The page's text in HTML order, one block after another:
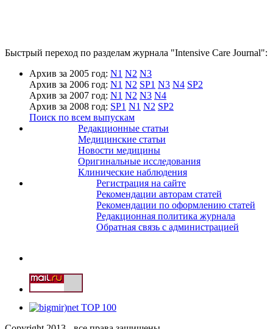
Быстрый переход по разделам журнала "Intensive Care Journal":
Архив за 2005 год: N1 N2 N3
Архив за 2006 год: N1 N2 SP1 N3 N4 SP2
Архив за 2007 год: N1 N2 N3 N4
Архив за 2008 год: SP1 N1 N2 SP2
Поиск по всем выпускам
Редакционные статьи
Медицинские статьи
Новости медицины
Оригинальные исследования
Клинические наблюдения
Регистрация на сайте
Рекомендации авторам статей
Рекомендации по оформлению статей
Редакционная политика журнала
Обратная связь с администрацией